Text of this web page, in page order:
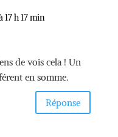
17 h 17 min
de vois cela ! Un
en somme.
Réponse